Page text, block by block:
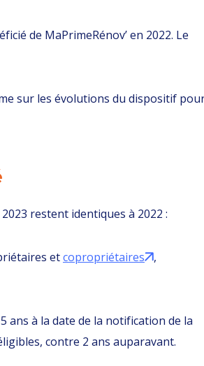
de MaPrimeRénov’ en 2022. Le
sur les évolutions du dispositif
restent identiques à 2022 :
etcopropriétaires
,
ans à la date de la notification de la
contre 2 ans auparavant.